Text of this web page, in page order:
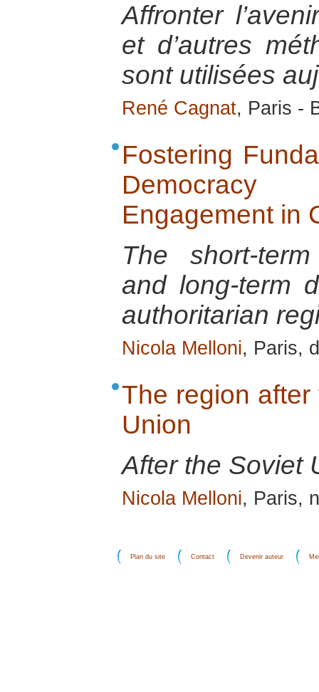
Affronter
et d’autres
sont utilisées
René Cagnat, Paris -
Fostering
Engagement in
The short-
and long-term
authoritarian
Nicola Melloni, Paris,
The region
Union
After the Soviet
Nicola Melloni, Paris,
Plan du site Contact Devenir auteur